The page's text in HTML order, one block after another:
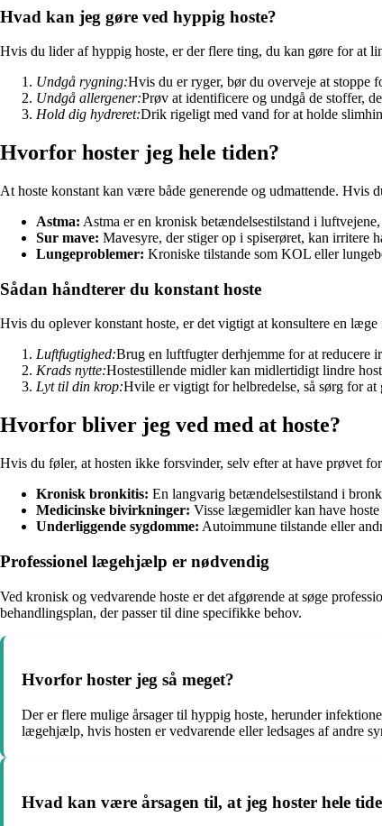
Hvad kan jeg gøre ved hyppig hoste?
Hvis du lider af hyppig hoste, er der flere ting, du kan gøre for at
Undgå rygning:Hvis du er ryger, bør du overveje at stoppe
Undgå allergener:Prøv at identificere og undgå de stoffer,
Hold dig hydreret:Drik rigeligt med vand for at holde
Hvorfor hoster jeg hele tiden?
At hoste konstant kan være både generende og udmattende. Hvis
Astma: Astma er en kronisk betændelsestilstand i
Sur mave: Mavesyre, der stiger op i spiserøret, kan irritere
Lungeproblemer: Kroniske tilstande som KOL eller
Sådan håndterer du konstant hoste
Hvis du oplever konstant hoste, er det vigtigt at konsultere en
Luftfugtighed:Brug en luftfugter derhjemme for at reducere
Krads nytte:Hostestillende midler kan midlertidigt lindre
Lyt til din krop:Hvile er vigtigt for helbredelse, så sørg for
Hvorfor bliver jeg ved med at hoste?
Hvis du føler, at hosten ikke forsvinder, selv efter at have prøvet
Kronisk bronkitis: En langvarig betændelsestilstand i
Medicinske bivirkninger: Visse lægemidler kan have
Underliggende sygdomme: Autoimmune tilstande eller
Professionel lægehjælp er nødvendig
Ved kronisk og vedvarende hoste er det afgørende at søge
behandlingsplan, der passer til dine specifikke behov.
Hvorfor hoster jeg så meget?
Der er flere mulige årsager til hyppig hoste, herunder
lægehjælp, hvis hosten er vedvarende eller ledsages af andre
Hvad kan være årsagen til, at jeg hoster hele